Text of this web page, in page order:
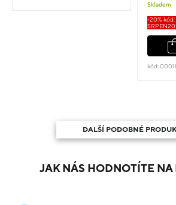
Skladem
-20% kód:
SRPEN20
kód:
DALŠÍ PODOBNÉ
JAK NÁS HODNOTÍTE NA